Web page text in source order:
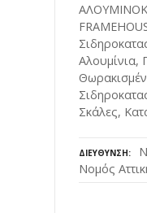
Αλουμίνια,
Σκάλες,
ΔΙΕΎΘΥΝΣΗ
Νομός